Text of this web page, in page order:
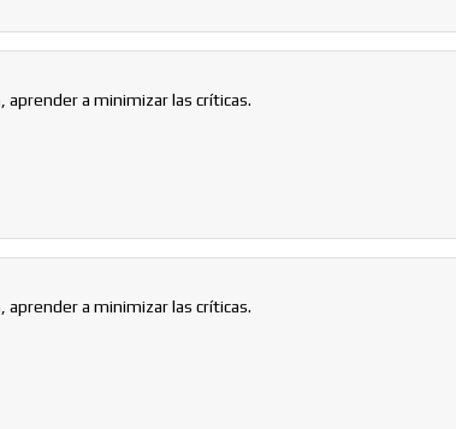
aprender a minimizar las críticas.
aprender a minimizar las críticas.